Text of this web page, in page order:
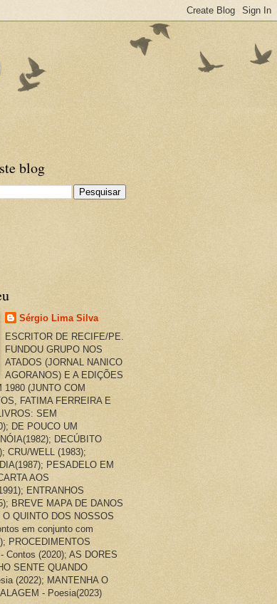
blog
Sérgio Lima Silva
ESCRITOR DE RECIFE/PE.
FUNDOU GRUPO NOS
ATADOS (JORNAL NANICO
AGORANOS) E A EDIÇÕES
1980 (JUNTO COM
FATIMA FERREIRA E
SEM
DE POUCO UM
DECÚBITO
CRU/WELL (1983);
PESADELO EM
AOS
ENTRANHOS
BREVE MAPA DE DANOS
QUINTO DOS NOSSOS
em conjunto com
PROCEDIMENTOS
Contos (2020); AS DORES
SENTE QUANDO
(2022); MANTENHA O
- Poesia(2023)